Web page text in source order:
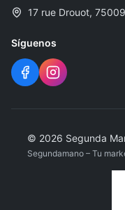
17 rue Drouot,
Síguenos
© 2026 Segunda
Segundamano – Tu